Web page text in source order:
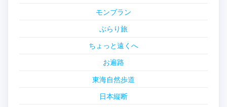
モンブラン
ぶらり旅
ちょっと遠くへ
お遍路
東海自然歩道
日本縦断